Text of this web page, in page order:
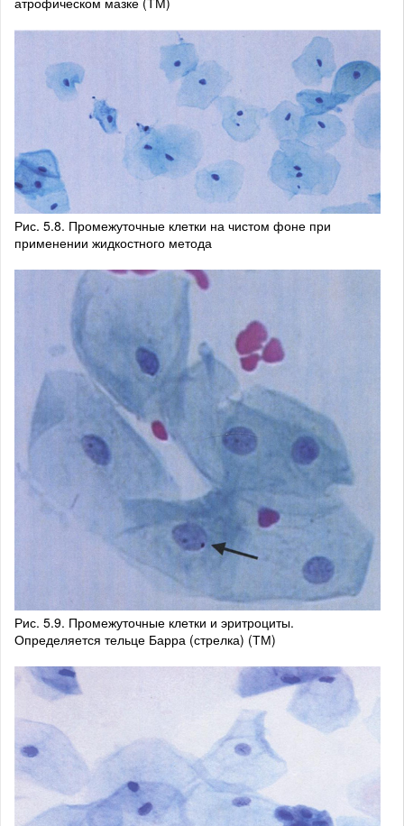
Рис. 5.8. Промежуточные клетки на чистом фоне при
применении жидкостного метода
Рис. 5.9. Промежуточные клетки и эритроциты.
Определяется тельце Барра (стрелка) (ТМ)